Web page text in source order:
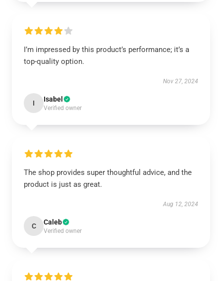
I’m impressed by this product’s performance; it’s a
top-quality option.
Nov 27, 2024
I Isabel
Verified owner
The shop provides super thoughtful advice, and the
product is just as great.
Aug 12, 2024
C Caleb
Verified owner